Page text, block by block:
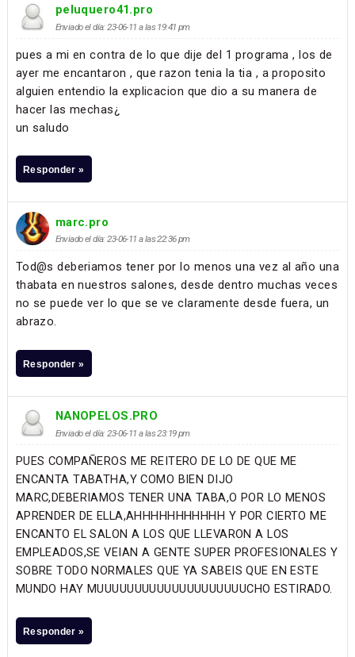
peluquero41.pro
Enviado el día: 23-06-11 a las 19:41 pm
pues a mi en contra de lo que dije del 1 programa , los de
ayer me encantaron , que razon tenia la tia , a proposito
alguien entendio la explicacion que dio a su manera de
hacer las mechas¿
un saludo
Responder »
marc.pro
Enviado el día: 23-06-11 a las 22:36 pm
Tod@s deberiamos tener por lo menos una vez al año una
thabata en nuestros salones, desde dentro muchas veces
no se puede ver lo que se ve claramente desde fuera, un
abrazo.
Responder »
NANOPELOS.PRO
Enviado el día: 23-06-11 a las 23:19 pm
PUES COMPAÑEROS ME REITERO DE LO DE QUE ME
ENCANTA TABATHA,Y COMO BIEN DIJO
MARC,DEBERIAMOS TENER UNA TABA,O POR LO MENOS
APRENDER DE ELLA,AHHHHHHHHHHH Y POR CIERTO ME
ENCANTO EL SALON A LOS QUE LLEVARON A LOS
EMPLEADOS,SE VEIAN A GENTE SUPER PROFESIONALES Y
SOBRE TODO NORMALES QUE YA SABEIS QUE EN ESTE
MUNDO HAY MUUUUUUUUUUUUUUUUUUUUCHO ESTIRADO.
Responder »